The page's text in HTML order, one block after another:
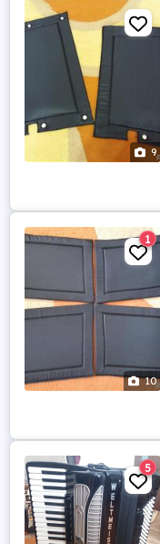
9
10
1
5